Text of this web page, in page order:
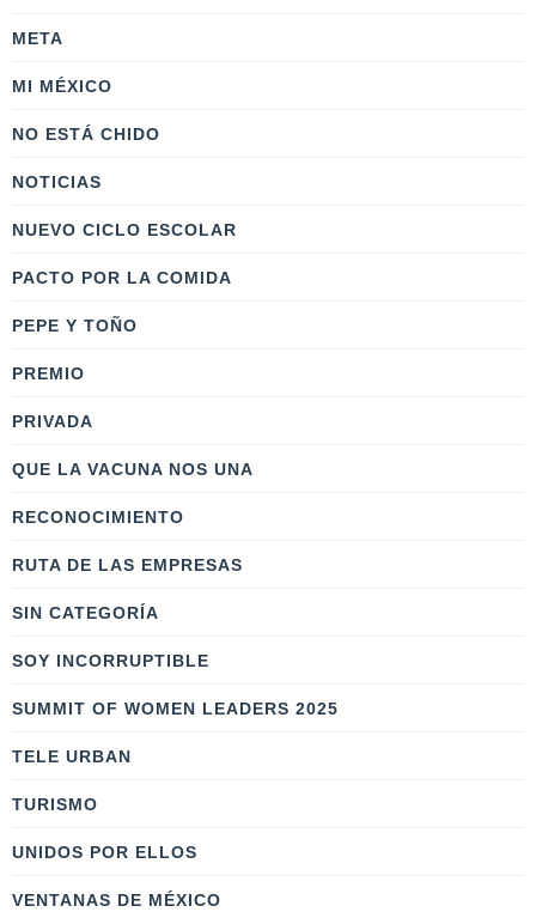
META
MI MÉXICO
NO ESTÁ CHIDO
NOTICIAS
NUEVO CICLO ESCOLAR
PACTO POR LA COMIDA
PEPE Y TOÑO
PREMIO
PRIVADA
QUE LA VACUNA NOS UNA
RECONOCIMIENTO
RUTA DE LAS EMPRESAS
SIN CATEGORÍA
SOY INCORRUPTIBLE
SUMMIT OF WOMEN LEADERS 2025
TELE URBAN
TURISMO
UNIDOS POR ELLOS
VENTANAS DE MÉXICO